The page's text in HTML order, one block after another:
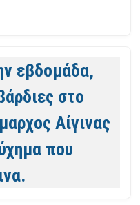
εβδομάδα,
στο
Αίγινας
που